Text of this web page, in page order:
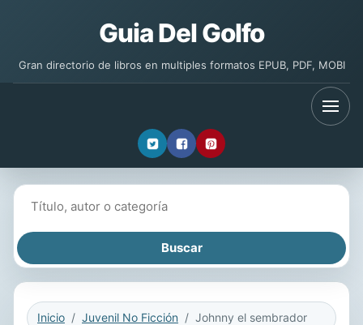
Guia Del Golfo
Gran directorio de libros en multiples formatos EPUB, PDF, MOBI
Inicio Juvenil No Ficción Johnny el sembrador